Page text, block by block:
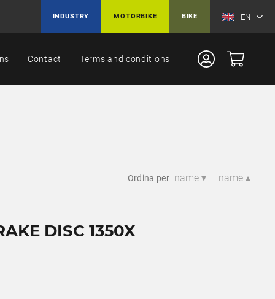
INDUSTRY MOTORBIKE BIKE EN
Contact Terms and conditions
Ordina per name ▾ name ▴
DISC 1350X